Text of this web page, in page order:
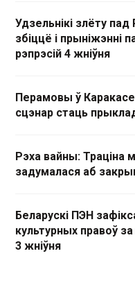
Удзельнікі злёту
збіццё і прыніжэнні
рэпрэсій 4 жніўня
Перамовы ў
сцэнар стаць
Рэха вайны: Траціна
задумалася аб
Беларускі ПЭН
культурных правоў
3 жніўня